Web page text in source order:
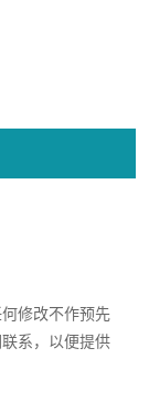
修改不作预先
系，以便提供